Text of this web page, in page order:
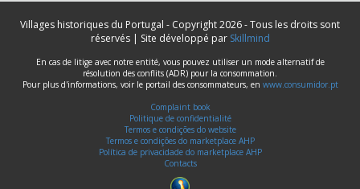
Villages historiques du Portugal - Copyright 2026 - Tous les droits sont
réservés | Site développé par Skillmind
En cas de litige avec notre entité, vous pouvez utiliser un mode alternatif de
résolution des conflits (ADR) pour la consommation.
Pour plus d'informations, voir le portail des consommateurs, en www.consumidor.pt
Complaint book
Politique de confidentialité
Termos e condições do website
Termos e condições do marketplace AHP
Política de privacidade do marketplace AHP
Contacts